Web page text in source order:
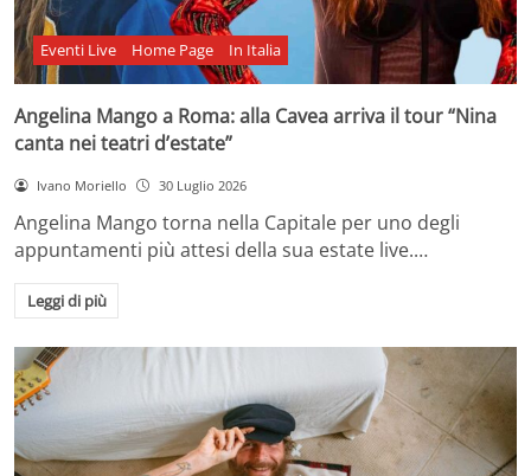
Eventi Live Home Page In Italia
Angelina Mango a Roma: alla Cavea arriva il tour “Nina
canta nei teatri d’estate”
Ivano Moriello 30 Luglio 2026
Angelina Mango torna nella Capitale per uno degli
appuntamenti più attesi della sua estate live.…
Leggi di più